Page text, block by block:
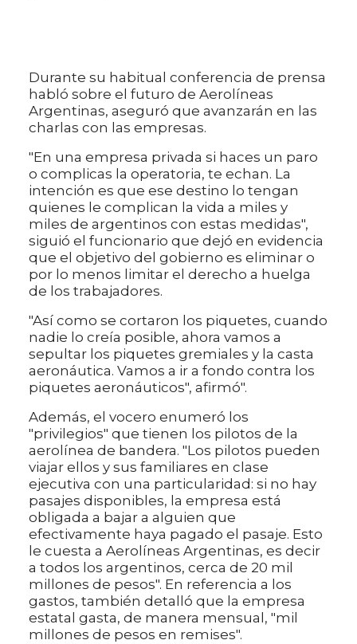
Durante su habitual conferencia de prensa
habló sobre el futuro de Aerolíneas
Argentinas, aseguró que avanzarán en las
charlas con las empresas.
"En una empresa privada si haces un paro
o complicas la operatoria, te echan. La
intención es que ese destino lo tengan
quienes le complican la vida a miles y
miles de argentinos con estas medidas",
siguió el funcionario que dejó en evidencia
que el objetivo del gobierno es eliminar o
por lo menos limitar el derecho a huelga
de los trabajadores.
"Así como se cortaron los piquetes, cuando
nadie lo creía posible, ahora vamos a
sepultar los piquetes gremiales y la casta
aeronáutica. Vamos a ir a fondo contra los
piquetes aeronáuticos", afirmó".
Además, el vocero enumeró los
"privilegios" que tienen los pilotos de la
aerolínea de bandera. "Los pilotos pueden
viajar ellos y sus familiares en clase
ejecutiva con una particularidad: si no hay
pasajes disponibles, la empresa está
obligada a bajar a alguien que
efectivamente haya pagado el pasaje. Esto
le cuesta a Aerolíneas Argentinas, es decir
a todos los argentinos, cerca de 20 mil
millones de pesos". En referencia a los
gastos, también detalló que la empresa
estatal gasta, de manera mensual, "mil
millones de pesos en remises".